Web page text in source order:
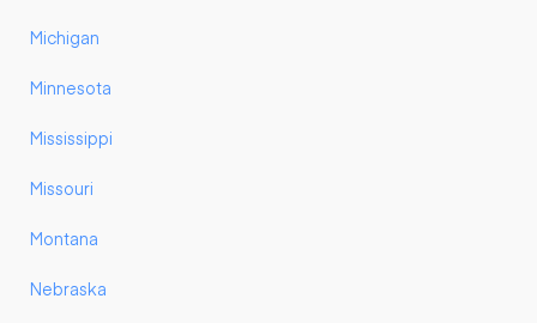
Michigan
Minnesota
Mississippi
Missouri
Montana
Nebraska